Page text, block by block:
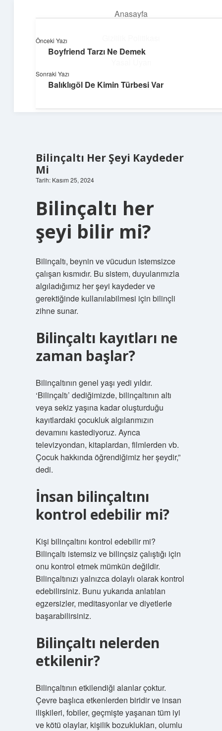
Anasayfa
Hakkımızda
Dijital dünyada keyifli bir macera!
Bilinçaltı Her Şeyi Kaydeder
Mi
Tarih: Kasım 25, 2024
Bilinçaltı her
şeyi bilir mi?
Bilinçaltı, beynin ve vücudun istemsizce
çalışan kısmıdır. Bu sistem, duyularımızla
algıladığımız her şeyi kaydeder ve
gerektiğinde kullanılabilmesi için bilinçli
zihne sunar.
Bilinçaltı kayıtları ne
zaman başlar?
Bilinçaltının genel yaşı yedi yıldır.
‘Bilinçaltı’ dediğimizde, bilinçaltının altı
veya sekiz yaşına kadar oluşturduğu
kayıtlardaki çocukluk algılarımızın
devamını kastediyoruz. Ayrıca
televizyondan, kitaplardan, filmlerden vb.
Çocuk hakkında öğrendiğimiz her şeydir,”
dedi.
İnsan bilinçaltını
kontrol edebilir mi?
Kişi bilinçaltını kontrol edebilir mi?
Bilinçaltı istemsiz ve bilinçsiz çalıştığı için
onu kontrol etmek mümkün değildir.
Bilinçaltınızı yalnızca dolaylı olarak kontrol
edebilirsiniz. Bunu yukarıda anlatılan
egzersizler, meditasyonlar ve diyetlerle
başarabilirsiniz.
Bilinçaltı nelerden
etkilenir?
Bilinçaltının etkilendiği alanlar çoktur.
Çevre başlıca etkenlerden biridir ve insan
ilişkileri, fobiler, geçmişte yaşanan tüm iyi
ve kötü olaylar, kişilik bozuklukları, olumlu
Önceki Yazı
Boyfriend Tarzı Ne Demek
Sonraki Yazı
Balıklıgöl De Kimin Türbesi Var